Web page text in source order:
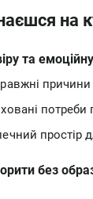
на
та
причини
потреби
простір
без